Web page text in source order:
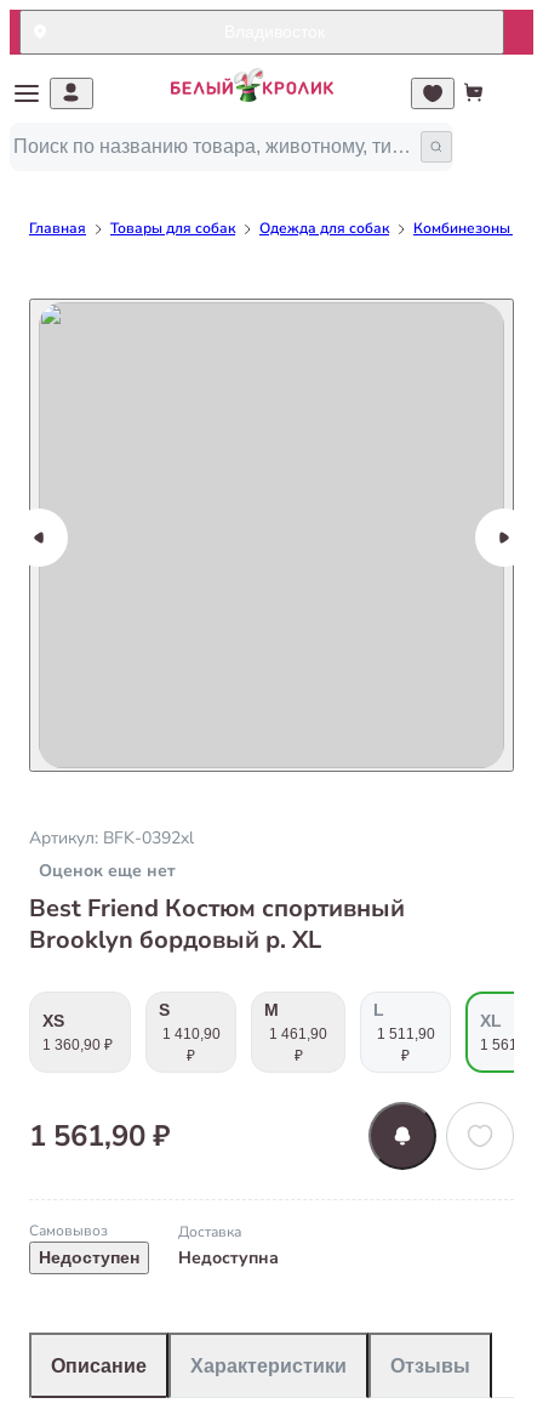
Главная Товары для собак Одежда для собак Комбинезоны для
Артикул: BFK-0392xl
Оценок еще нет
Best Friend Костюм спортивный
Brooklyn бордовый р. XL
XS
1 360,90 ₽
S
1 410,90
₽
M
1 461,90
₽
L
1 511,90
₽
XL
1 561,90
1 561,90 ₽
Самовывоз
Недоступен
Доставка
Недоступна
Описание Характеристики Отзывы